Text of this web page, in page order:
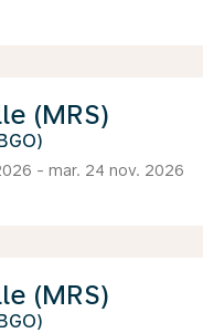
(MRS)
- mar. 24 nov. 2026
(MRS)